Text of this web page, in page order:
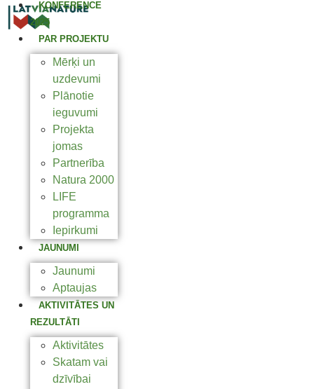
KONFERENCE
2025
PAR PROJEKTU
Mērķi un
uzdevumi
Plānotie
ieguvumi
Projekta
jomas
Partnerība
Natura 2000
LIFE
programma
Iepirkumi
JAUNUMI
Jaunumi
Aptaujas
AKTIVITĀTES UN
REZULTĀTI
Aktivitātes
Skatam vai
dzīvībai